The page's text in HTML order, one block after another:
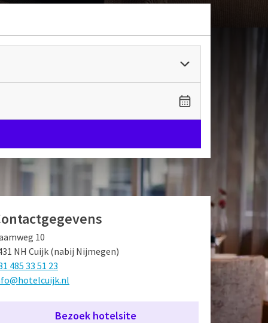
10
NH Cuijk (nabij Nijmegen)
485 33 51 23
Bezoek hotelsite